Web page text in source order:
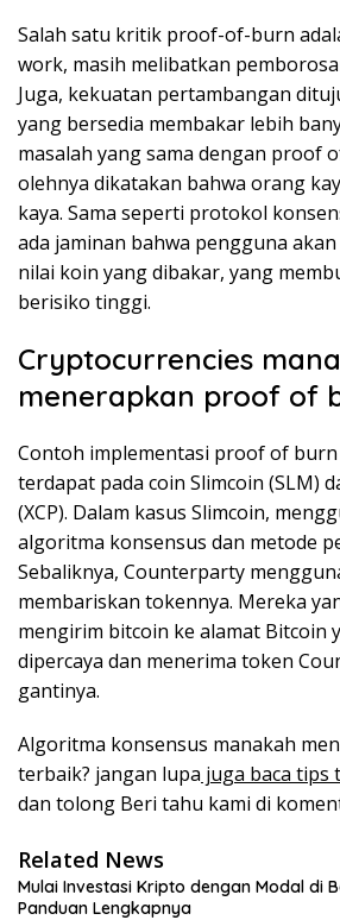
Salah satu kritik proof-of-burn
work, masih melibatkan
Juga, kekuatan pertambangan
yang bersedia membakar lebih
masalah yang sama dengan proof
olehnya dikatakan bahwa orang
kaya. Sama seperti protokol
ada jaminan bahwa pengguna
nilai koin yang dibakar, yang
berisiko tinggi.
Cryptocurrencies
menerapkan proof of
Contoh implementasi proof of
terdapat pada coin Slimcoin (SLM)
(XCP). Dalam kasus Slimcoin,
algoritma konsensus dan metode
Sebaliknya, Counterparty
membariskan tokennya. Mereka
mengirim bitcoin ke alamat Bitcoin
dipercaya dan menerima token
gantinya.
Algoritma konsensus manakah
terbaik? jangan lupa juga baca tips
dan tolong Beri tahu kami di
Related News
Mulai Investasi Kripto dengan Modal di
Panduan Lengkapnya